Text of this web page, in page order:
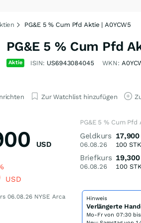
PG&E 5 % Cum Pfd Aktie | A0YCW5
PG&E 5 % Cum Pfd
Aktie ISIN: US6943084045 WKN:
Zur Watchlist hinzufügen
USD
USD
06.08.26 NYSE Arca
PG&E 5 % Cum
Geldkurs
06.08.26
17,900
100 STK
Briefkurs
06.08.26
19,300
100
Hinweis
Verlängerte
Mo-Fr von 07:30